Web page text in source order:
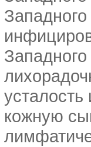
усталость
кожную